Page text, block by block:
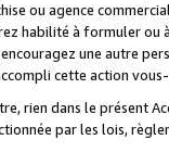
ou agence
habilité à formuler
une autre
cette action
rien dans le présent
par les lois,